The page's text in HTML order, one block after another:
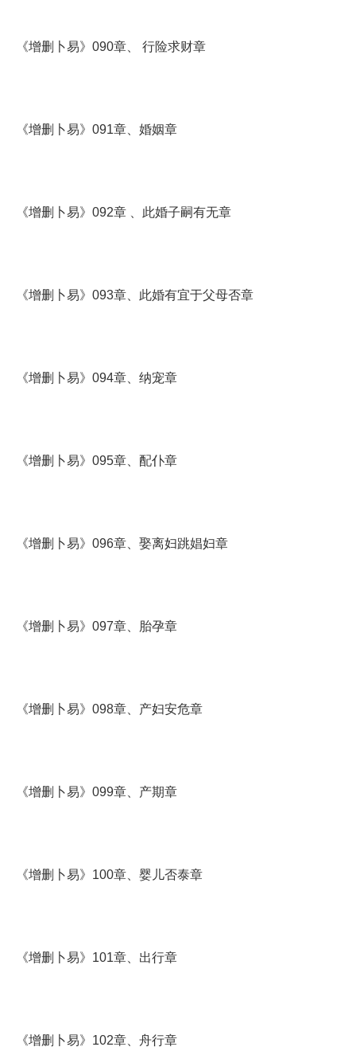
《增删卜易》090章、 行险求财章
《增删卜易》091章、婚姻章
《增删卜易》092章 、此婚子嗣有无章
《增删卜易》093章、此婚有宜于父母否章
《增删卜易》094章、纳宠章
《增删卜易》095章、配仆章
《增删卜易》096章、娶离妇跳娼妇章
《增删卜易》097章、胎孕章
《增删卜易》098章、产妇安危章
《增删卜易》099章、产期章
《增删卜易》100章、婴儿否泰章
《增删卜易》101章、出行章
《增删卜易》102章、舟行章